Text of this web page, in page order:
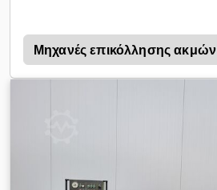
Μηχανές επικόλλησης ακμών